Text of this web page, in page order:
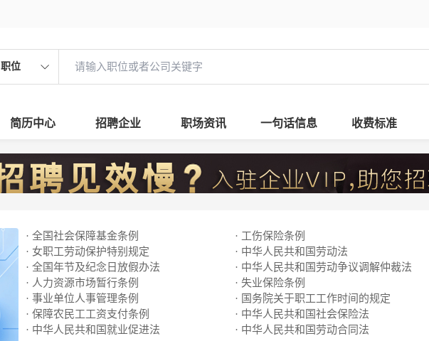
职位
简历中心 招聘企业 职场资讯 一句话信息 收费标准
· 全国社会保障基金条例
· 工伤保险条例
· 女职工劳动保护特别规定
· 中华人民共和国劳动法
· 全国年节及纪念日放假办法
· 中华人民共和国劳动争议调解仲裁法
· 人力资源市场暂行条例
· 失业保险条例
· 事业单位人事管理条例
· 国务院关于职工工作时间的规定
· 保障农民工工资支付条例
· 中华人民共和国社会保险法
· 中华人民共和国就业促进法
· 中华人民共和国劳动合同法